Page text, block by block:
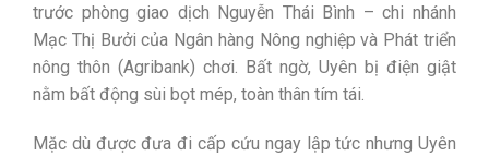
trước phòng giao dịch Nguyễn Thái Bình – chi nhánh
Mạc Thị Bưởi của Ngân hàng Nông nghiệp và Phát triển
nông thôn (Agribank) chơi. Bất ngờ, Uyên bị điện giật
nằm bất động sùi bọt mép, toàn thân tím tái.
Mặc dù được đưa đi cấp cứu ngay lập tức nhưng Uyên